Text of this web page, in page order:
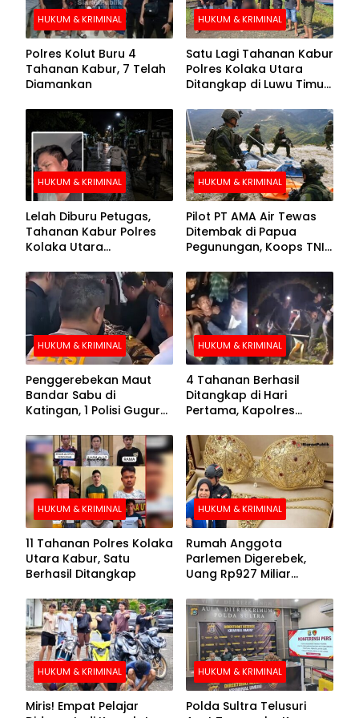
HUKUM & KRIMINAL
Polres Kolut Buru 4
Tahanan Kabur, 7 Telah
Diamankan
HUKUM & KRIMINAL
Satu Lagi Tahanan Kabur
Polres Kolaka Utara
Ditangkap di Luwu Timur,
HUKUM & KRIMINAL
Lelah Diburu Petugas,
Tahanan Kabur Polres
Kolaka Utara
HUKUM & KRIMINAL
Pilot PT AMA Air Tewas
Ditembak di Papua
Pegunungan, Koops TNI
Evakuasi Jenazah
Korban
HUKUM & KRIMINAL
Penggerebekan Maut
Bandar Sabu di
Katingan, 1 Polisi Gugur
HUKUM & KRIMINAL
4 Tahanan Berhasil
Ditangkap di Hari
Pertama, Kapolres
Buronan Segera
Menyerahkan Diri
HUKUM & KRIMINAL
11 Tahanan Polres Kolaka
Utara Kabur, Satu
Berhasil Ditangkap
HUKUM & KRIMINAL
Rumah Anggota
Parlemen Digerebek,
Uang Rp927 Miliar
HUKUM & KRIMINAL
Miris! Empat Pelajar
HUKUM & KRIMINAL
Polda Sultra Telusuri